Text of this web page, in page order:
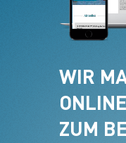
WIR
ZUM